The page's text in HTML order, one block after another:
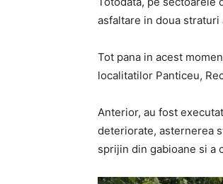
asfaltare in doua
Tot pana in acest
localitatilor Panticeu,
Anterior, au fost
deteriorate, asternerea
sprijin din gabioane si a